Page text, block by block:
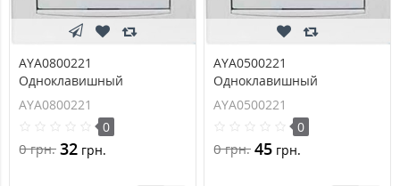
AYA0800221
Одноклавишный
кнопочный выключатель
AYA0800221
0
0грн. 32 грн.
AYA0500221
Одноклавишный
перекрестный
переключатель серии
AYA0500221
0
0грн. 45 грн.